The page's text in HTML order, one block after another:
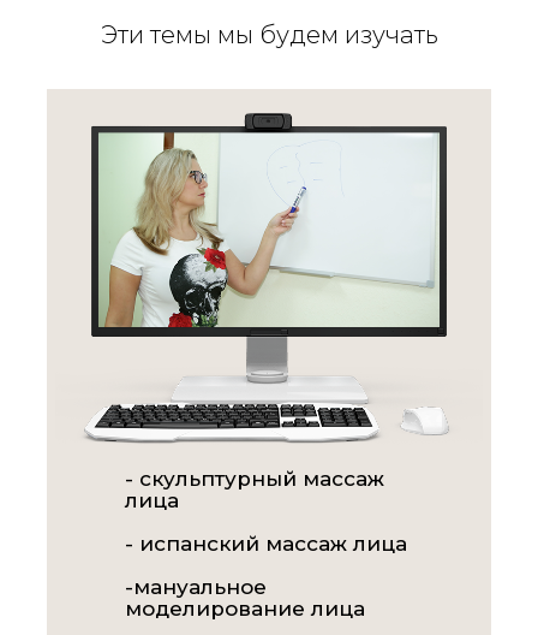
Эти темы мы будем изучать
- скульптурный массаж
лица
- испанский массаж лица
-мануальное
моделирование лица